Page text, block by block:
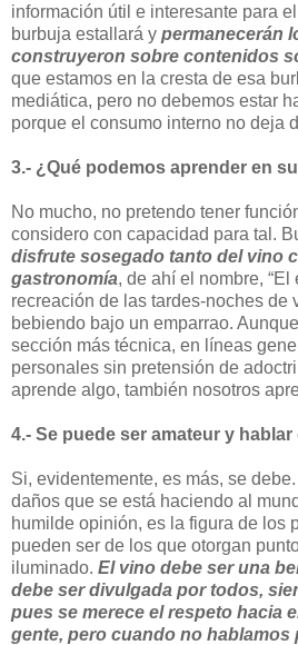
información útil e interesante para
burbuja estallará y permanecerán
construyeron sobre contenidos
que estamos en la cresta de esa
mediática, pero no debemos estar
porque el consumo interno no deja
3.- ¿Qué podemos aprender en
No mucho, no pretendo tener
considero con capacidad para tal.
disfrute sosegado tanto del vino
gastronomía, de ahí el nombre, “El
recreación de las tardes-noches de
bebiendo bajo un emparrao.
sección más técnica, en líneas
personales sin pretensión de
aprende algo, también nosotros
4.- Se puede ser amateur y hablar
Si, evidentemente, es más, se
daños que se está haciendo al
humilde opinión, es la figura de los
pueden ser de los que otorgan
iluminado. El vino debe ser una
debe ser divulgada por todos,
pues se merece el respeto hacia
gente, pero cuando no hablamos